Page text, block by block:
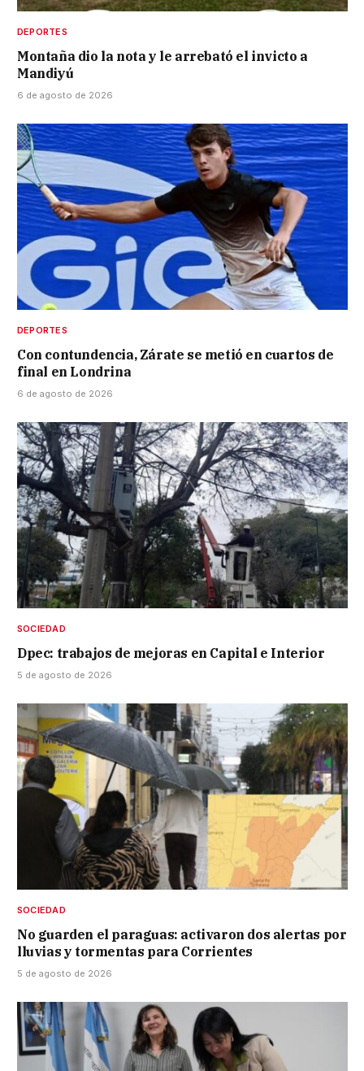
DEPORTES
Montaña dio la nota y le arrebató el invicto a
Mandiyú
6 de agosto de 2026
DEPORTES
Con contundencia, Zárate se metió en cuartos de
final en Londrina
6 de agosto de 2026
SOCIEDAD
Dpec: trabajos de mejoras en Capital e Interior
5 de agosto de 2026
SOCIEDAD
No guarden el paraguas: activaron dos alertas por
lluvias y tormentas para Corrientes
5 de agosto de 2026